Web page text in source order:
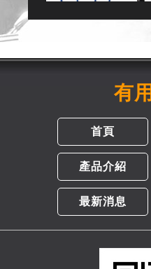
有用
首頁
產品介紹
最新消息